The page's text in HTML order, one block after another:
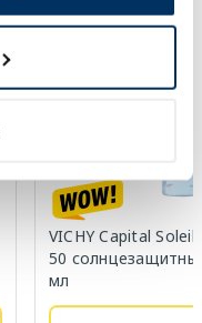
-40%
VICHY Capital Soleil
50
мл